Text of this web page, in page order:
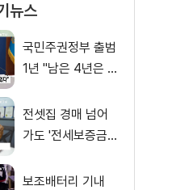
뉴스
국민주권정부 출범
1년 "남은 4년은 8
전셋집 경매 넘어
가도 '전세보증금'
보조배터리 기내